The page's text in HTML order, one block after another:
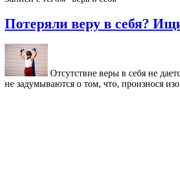
Потеряли веру в себя?
Отсутствие веры в себя не
не задумываются о том, что, произнося